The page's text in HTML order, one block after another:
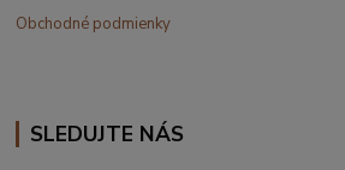
Obchodné podmienky
SLEDUJTE NÁS